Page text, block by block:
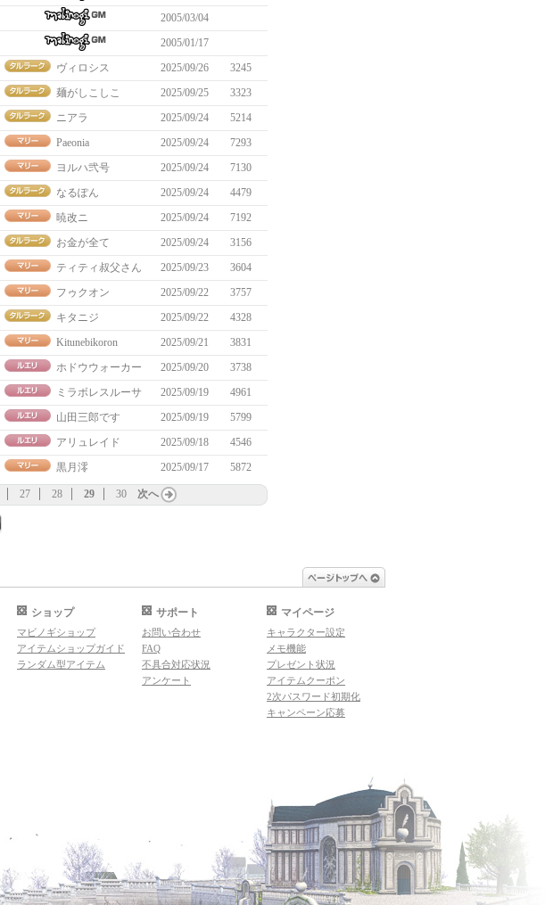
2005/03/04
2005/01/17
ヴィロシス 2025/09/26
3245
麺がしこしこ 2025/09/25
3323
ニアラ 2025/09/24
5214
Paeonia 2025/09/24
7293
ヨルハ弐号 2025/09/24
7130
なるぽん 2025/09/24
4479
暁改ニ 2025/09/24
7192
お金が全て 2025/09/24
3156
ティティ叔父さん 2025/09/23
3604
フゥクオン 2025/09/22
3757
キタニジ 2025/09/22
4328
Kitunebikoron 2025/09/21
3831
ホドウウォーカー 2025/09/20
3738
ミラボレスルーサ 2025/09/19
4961
山田三郎です 2025/09/19
5799
アリュレイド 2025/09/18
4546
黒月澪 2025/09/17 5872
27 28 29 30 次へ
ショップ
マビノギショップ
アイテムショップガイド
ランダム型アイテム
サポート
お問い合わせ
FAQ
不具合対応状況
アンケート
マイページ
キャラクター設定
メモ機能
プレゼント状況
アイテムクーポン
2次パスワード初期化
キャンペーン応募